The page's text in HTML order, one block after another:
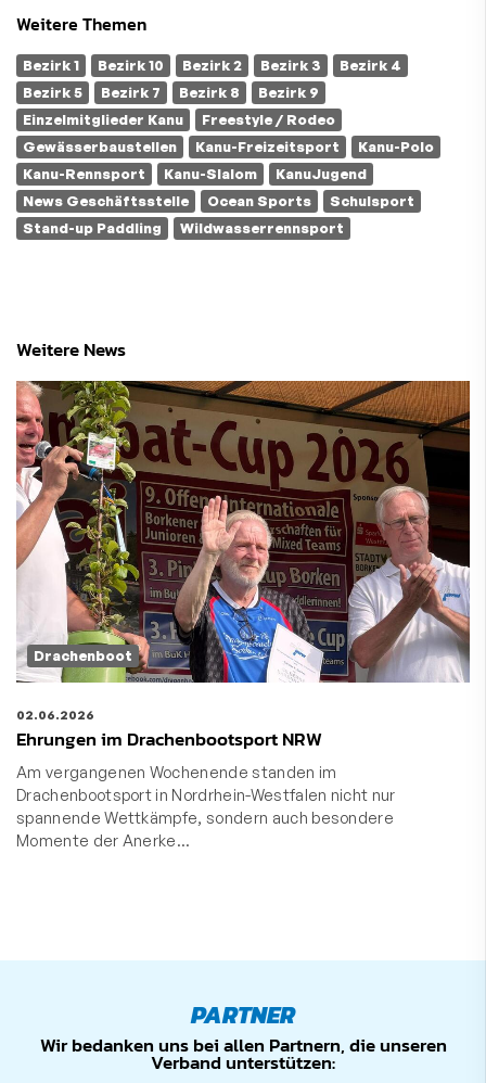
Weitere Themen
Bezirk 1 Bezirk 10 Bezirk 2 Bezirk 3
Bezirk 4
Bezirk 5
Bezirk 7 Bezirk 8
Bezirk 9
Einzelmitglieder Kanu
Freestyle / Rodeo
Gewässerbaustellen
Kanu-Freizeitsport
Kanu-Polo
Kanu-Rennsport
Kanu-Slalom
KanuJugend
News Geschäftsstelle
Ocean Sports
Schulsport
Stand-up Paddling
Wildwasserrennsport
Weitere News
Drachenboot
02.06.2026
Ehrungen im Drachenbootsport NRW
Am vergangenen Wochenende standen im
Drachenbootsport in Nordrhein-Westfalen nicht nur
spannende Wettkämpfe, sondern auch besondere
Momente der Anerke…
PARTNER
Wir bedanken uns bei allen Partnern, die unseren
Verband unterstützen: